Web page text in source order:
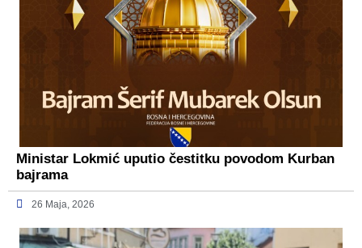
Ministar Lokmić uputio čestitku povodom Kurban
bajrama
26 Maja, 2026